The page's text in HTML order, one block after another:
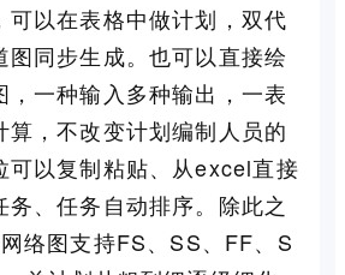
可以在表格中做计划，双代
图同步生成。也可以直接绘
，一种输入多种输出，一表
算，不改变计划编制人员的
可以复制粘贴、从excel直接
、任务自动排序。除此之
络图支持FS、SS、FF、S